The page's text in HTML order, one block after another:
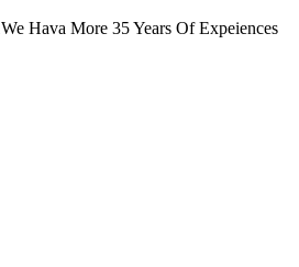
We Hava More 35 Years Of Expeiences